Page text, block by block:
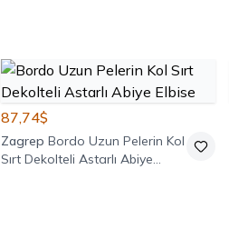
87,74$
Zagrep Bordo Uzun Pelerin Kol
Sırt Dekolteli Astarlı Abiye